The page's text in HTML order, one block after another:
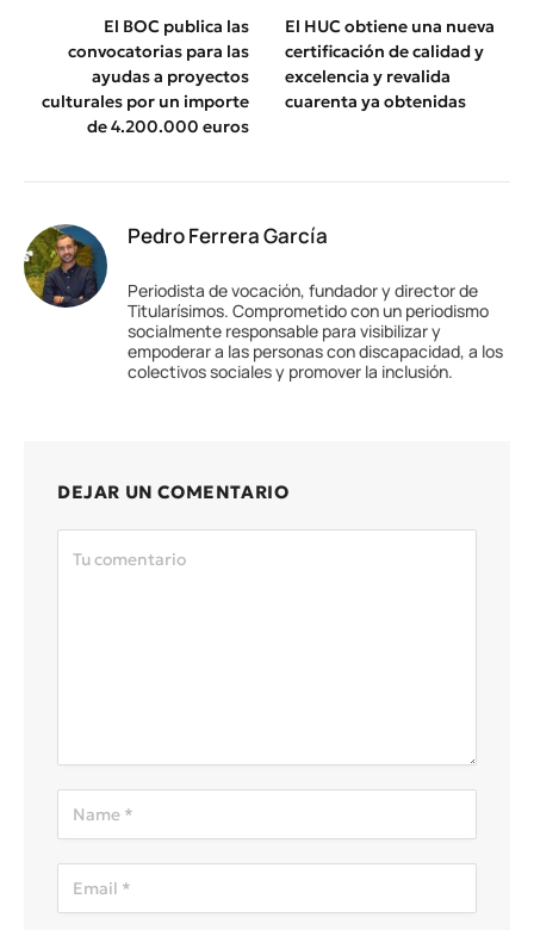
El BOC publica las
convocatorias para las
ayudas a proyectos
culturales por un importe
de 4.200.000 euros
El HUC obtiene una nueva
certificación de calidad y
excelencia y revalida
cuarenta ya obtenidas
Pedro Ferrera García
Periodista de vocación, fundador y director de
Titularísimos. Comprometido con un periodismo
socialmente responsable para visibilizar y
empoderar a las personas con discapacidad, a los
colectivos sociales y promover la inclusión.
DEJAR UN COMENTARIO